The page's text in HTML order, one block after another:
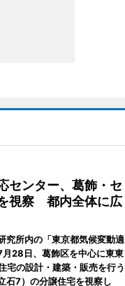
センター、葛飾・セ
視察 都内全体に広
究所内の「東京都気候変動適
月28日、葛飾区を中心に東東
宅の設計・建築・販売を行う
石7）の分譲住宅を視察し